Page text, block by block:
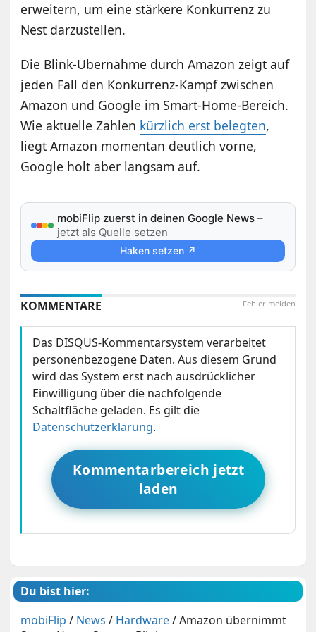
erweitern, um eine stärkere Konkurrenz zu
Nest darzustellen.
Die Blink-Übernahme durch Amazon zeigt auf
jeden Fall den Konkurrenz-Kampf zwischen
Amazon und Google im Smart-Home-Bereich.
Wie aktuelle Zahlen kürzlich erst belegten,
liegt Amazon momentan deutlich vorne,
Google holt aber langsam auf.
mobiFlip zuerst in deinen Google News –
jetzt als Quelle setzen
Haken setzen ↗
Fehler melden
KOMMENTARE
Das DISQUS-Kommentarsystem verarbeitet
personenbezogene Daten. Aus diesem Grund
wird das System erst nach ausdrücklicher
Einwilligung über die nachfolgende
Schaltfläche geladen. Es gilt die
Datenschutzerklärung.
Kommentarbereich jetzt
laden
Du bist hier:
mobiFlip / News / Hardware/Amazon übernimmt